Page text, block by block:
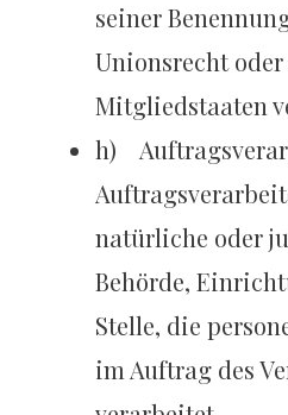
seiner
Unionsrecht
Mitgliedstaaten
h)
natürliche oder
Behörde,
Stelle, die
im Auftrag des